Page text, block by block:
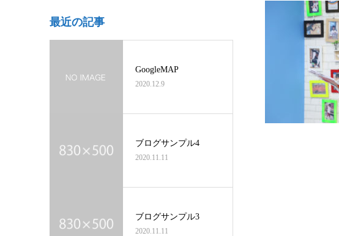
最近の記事
GoogleMAP
2020.12.9
ブログサンプル4
2020.11.11
ブログサンプル3
2020.11.11